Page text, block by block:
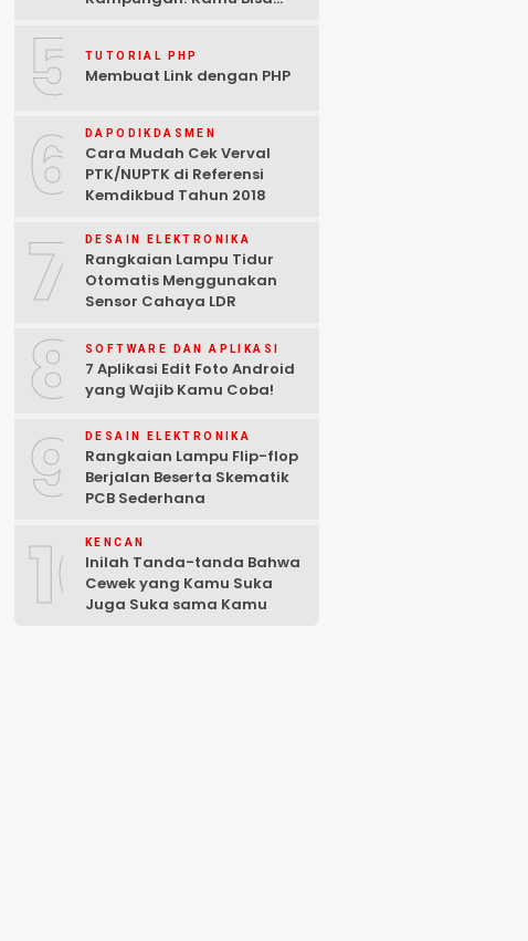
5 TUTORIAL PHP
Membuat Link dengan PHP
6 DAPODIKDASMEN
Cara Mudah Cek Verval
PTK/NUPTK di Referensi
Kemdikbud Tahun 2018
7 DESAIN ELEKTRONIKA
Rangkaian Lampu Tidur
Otomatis Menggunakan
Sensor Cahaya LDR
8 SOFTWARE DAN APLIKASI
7 Aplikasi Edit Foto Android
yang Wajib Kamu Coba!
9 DESAIN ELEKTRONIKA
Rangkaian Lampu Flip-flop
Berjalan Beserta Skematik
PCB Sederhana
10KENCAN
Inilah Tanda-tanda Bahwa
Cewek yang Kamu Suka
Juga Suka sama Kamu